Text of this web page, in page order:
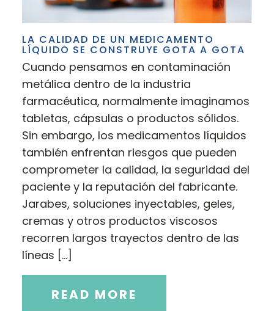
LA CALIDAD DE UN MEDICAMENTO
LÍQUIDO SE CONSTRUYE GOTA A GOTA
Cuando pensamos en contaminación
metálica dentro de la industria
farmacéutica, normalmente imaginamos
tabletas, cápsulas o productos sólidos.
Sin embargo, los medicamentos líquidos
también enfrentan riesgos que pueden
comprometer la calidad, la seguridad del
paciente y la reputación del fabricante.
Jarabes, soluciones inyectables, geles,
cremas y otros productos viscosos
recorren largos trayectos dentro de las
líneas […]
READ MORE